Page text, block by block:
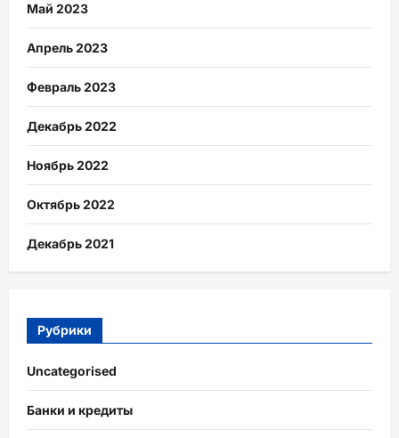
Май 2023
Апрель 2023
Февраль 2023
Декабрь 2022
Ноябрь 2022
Октябрь 2022
Декабрь 2021
Рубрики
Uncategorised
Банки и кредиты